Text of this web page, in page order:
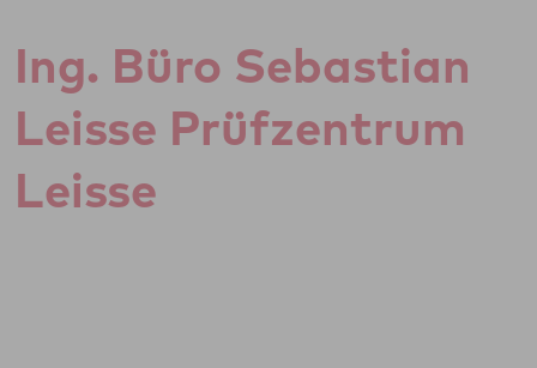
Ing. Büro Sebas­tian
Leisse Prüf­zen­trum
Leisse